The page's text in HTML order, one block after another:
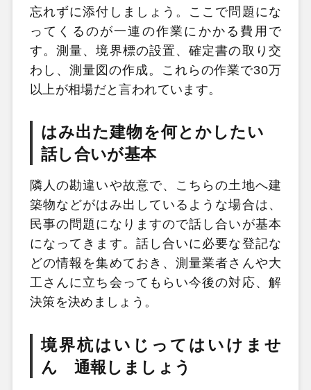
忘れずに添付しましょう。ここで問題にな
ってくるのが一連の作業にかかる費用で
す。測量、境界標の設置、確定書の取り交
わし、測量図の作成。これらの作業で30万
以上が相場だと言われています。
はみ出た建物を何とかしたい
話し合いが基本
隣人の勘違いや故意で、こちらの土地へ建
築物などがはみ出しているような場合は、
民事の問題になりますので話し合いが基本
になってきます。話し合いに必要な登記な
どの情報を集めておき、測量業者さんや大
工さんに立ち会ってもらい今後の対応、解
決策を決めましょう。
境界杭はいじってはいけませ
ん 通報しましょう